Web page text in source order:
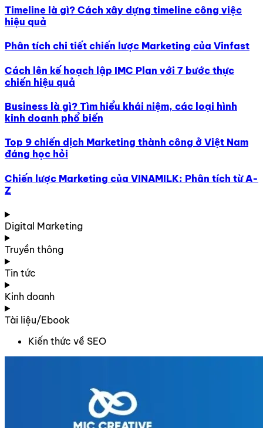
Timeline là gì? Cách xây dựng timeline công việc
hiệu quả
Phân tích chi tiết chiến lược Marketing của Vinfast
Cách lên kế hoạch lập IMC Plan với 7 bước thực
chiến hiệu quả
Business là gì? Tìm hiểu khái niệm, các loại hình
kinh doanh phổ biến
Top 9 chiến dịch Marketing thành công ở Việt Nam
đáng học hỏi
Chiến lược Marketing của VINAMILK: Phân tích từ A-
Z
Digital Marketing
Truyền thông
Tin tức
Kinh doanh
Tài liệu/Ebook
Kiến thức về SEO